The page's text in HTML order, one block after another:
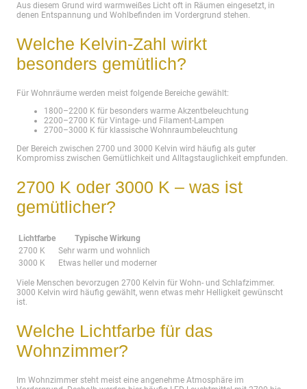
Aus diesem Grund wird warmweißes Licht oft in Räumen eingesetzt, in
denen Entspannung und Wohlbefinden im Vordergrund stehen.
Welche Kelvin-Zahl wirkt
besonders gemütlich?
Für Wohnräume werden meist folgende Bereiche gewählt:
1800–2200 K für besonders warme Akzentbeleuchtung
2200–2700 K für Vintage- und Filament-Lampen
2700–3000 K für klassische Wohnraumbeleuchtung
Der Bereich zwischen 2700 und 3000 Kelvin wird häufig als guter
Kompromiss zwischen Gemütlichkeit und Alltagstauglichkeit empfunden.
2700 K oder 3000 K – was ist
gemütlicher?
Lichtfarbe
Typische Wirkung
2700 K
Sehr warm und wohnlich
3000 K
Etwas heller und moderner
Viele Menschen bevorzugen 2700 Kelvin für Wohn- und Schlafzimmer.
3000 Kelvin wird häufig gewählt, wenn etwas mehr Helligkeit gewünscht
ist.
Welche Lichtfarbe für das
Wohnzimmer?
Im Wohnzimmer steht meist eine angenehme Atmosphäre im